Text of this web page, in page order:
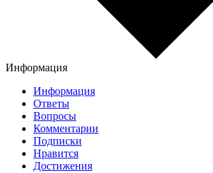
Информация
Информация
Ответы
Вопросы
Комментарии
Подписки
Нравится
Достижения